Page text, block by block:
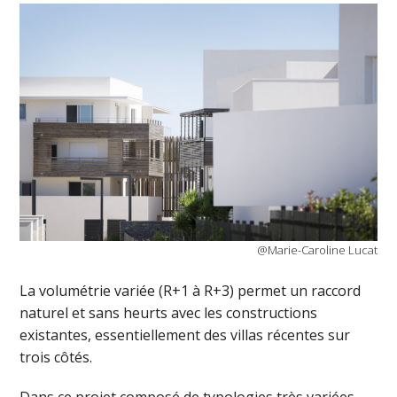
@Marie-Caroline Lucat
La volumétrie variée (R+1 à R+3) permet un raccord
naturel et sans heurts avec les constructions
existantes, essentiellement des villas récentes sur
trois côtés.